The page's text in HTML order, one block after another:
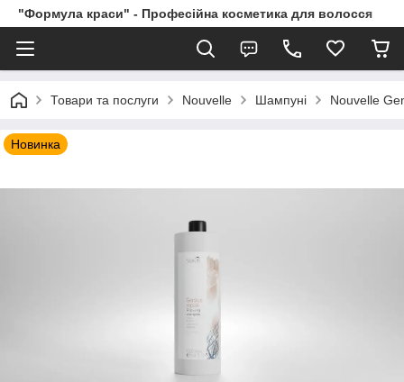
"Формула краси" - Професійна косметика для волосся
Товари та послуги Nouvelle Шампуні Nouvelle
Новинка